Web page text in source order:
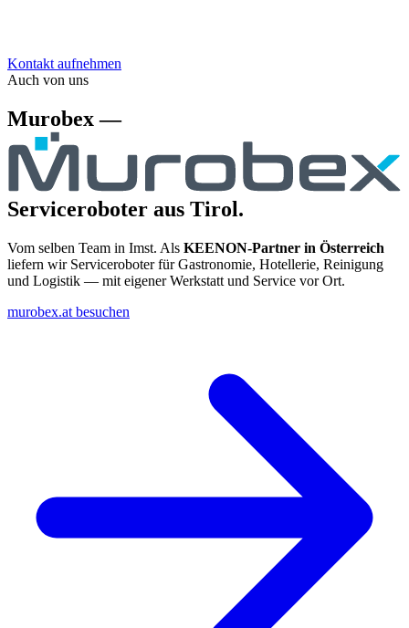
Kontakt aufnehmen
Auch von uns
Murobex —
Serviceroboter aus Tirol.
Vom selben Team in Imst. Als KEENON-Partner in Österreich
liefern wir Serviceroboter für Gastronomie, Hotellerie, Reinigung
und Logistik — mit eigener Werkstatt und Service vor Ort.
murobex.at besuchen